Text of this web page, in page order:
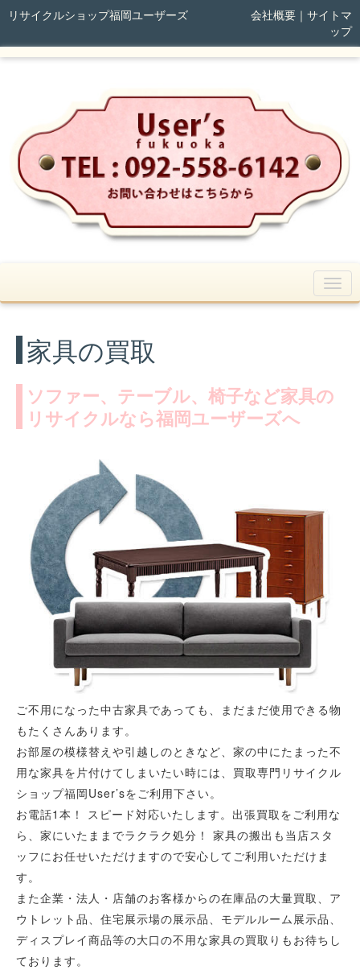
リサイクルショップ福岡ユーザーズ 会社概要｜ サイトマ
ップ
家具の買取
ソファー、テーブル、椅子など家具の
リサイクルなら福岡ユーザーズへ
ご不用になった中古家具であっても、まだまだ使用できる物
もたくさんあります。
お部屋の模様替えや引越しのときなど、家の中にたまった不
用な家具を片付けてしまいたい時には、買取専門リサイクル
ショップ福岡User’sをご利用下さい。
お電話1本！ スピード対応いたします。出張買取をご利用な
ら、家にいたままでラクラク処分！ 家具の搬出も当店スタ
ッフにお任せいただけますので安心してご利用いただけま
す。
また企業・法人・店舗のお客様からの在庫品の大量買取、ア
ウトレット品、住宅展示場の展示品、モデルルーム展示品、
ディスプレイ商品等の大口の不用な家具の買取りもお待ちし
ております。